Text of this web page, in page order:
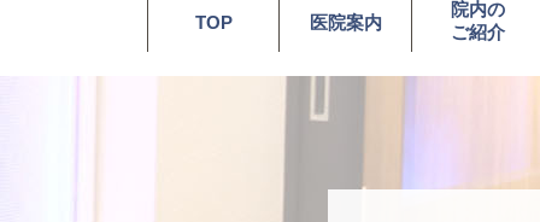
TOP 医院案内
院内の
ご紹介